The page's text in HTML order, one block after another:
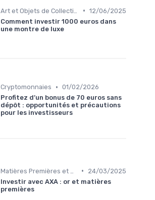
• 12/06/2025
Comment investir 1000 euros dans
une montre de luxe
Cryptomonnaies • 01/02/2026
Profitez d’un bonus de 70 euros sans
dépôt : opportunités et précautions
pour les investisseurs
•
24/03/2025
Investir avec AXA : or et matières
premières